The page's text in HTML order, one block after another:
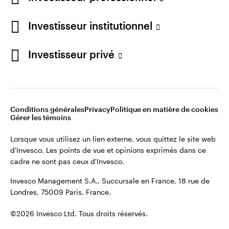
Investisseur institutionnel
Investisseur privé
Conditions généralesPrivacyPolitique en matière de cookies
Gérer les témoins
Lorsque vous utilisez un lien externe, vous quittez le site web
d'Invesco. Les points de vue et opinions exprimés dans ce
cadre ne sont pas ceux d'Invesco.
Invesco Management S.A., Succursale en France, 18 rue de
Londres, 75009 Paris, France.
©2026 Invesco Ltd. Tous droits réservés.